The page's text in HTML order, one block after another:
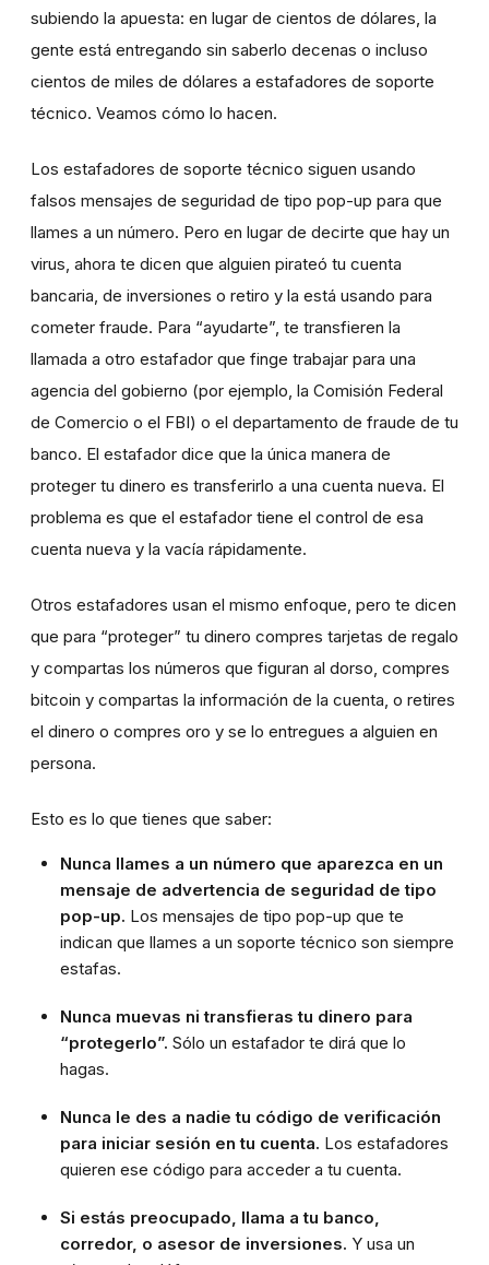
subiendo la apuesta: en lugar de cientos de dólares, la
gente está entregando sin saberlo decenas o incluso
cientos de miles de dólares a estafadores de soporte
técnico. Veamos cómo lo hacen.
Los estafadores de soporte técnico siguen usando
falsos mensajes de seguridad de tipo pop-up para que
llames a un número. Pero en lugar de decirte que hay un
virus, ahora te dicen que alguien pirateó tu cuenta
bancaria, de inversiones o retiro y la está usando para
cometer fraude. Para “ayudarte”, te transfieren la
llamada a otro estafador que finge trabajar para una
agencia del gobierno (por ejemplo, la Comisión Federal
de Comercio o el FBI) o el departamento de fraude de tu
banco. El estafador dice que la única manera de
proteger tu dinero es transferirlo a una cuenta nueva. El
problema es que el estafador tiene el control de esa
cuenta nueva y la vacía rápidamente.
Otros estafadores usan el mismo enfoque, pero te dicen
que para “proteger” tu dinero compres tarjetas de regalo
y compartas los números que figuran al dorso, compres
bitcoin y compartas la información de la cuenta, o retires
el dinero o compres oro y se lo entregues a alguien en
persona.
Esto es lo que tienes que saber:
Nunca llames a un número que aparezca en un
mensaje de advertencia de seguridad de tipo
pop-up. Los mensajes de tipo pop-up que te
indican que llames a un soporte técnico son siempre
estafas.
Nunca muevas ni transfieras tu dinero para
“protegerlo”. Sólo un estafador te dirá que lo
hagas.
Nunca le des a nadie tu código de verificación
para iniciar sesión en tu cuenta. Los estafadores
quieren ese código para acceder a tu cuenta.
Si estás preocupado, llama a tu banco,
corredor, o asesor de inversiones. Y usa un